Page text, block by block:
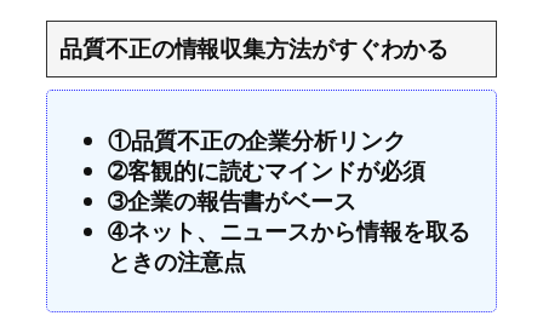
品質不正の情報収集方法がすぐわかる
①品質不正の企業分析リンク
➁客観的に読むマインドが必須
➂企業の報告書がベース
➃ネット、ニュースから情報を取る
ときの注意点